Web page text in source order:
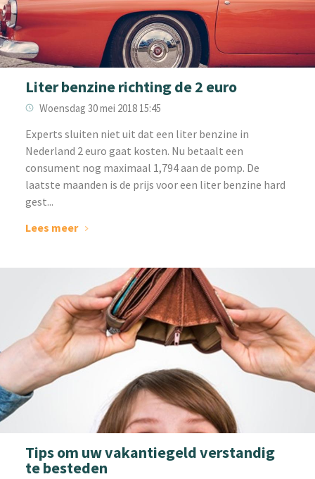
Liter benzine richting de 2 euro
Woensdag 30 mei 2018 15:45
Experts sluiten niet uit dat een liter benzine in
Nederland 2 euro gaat kosten. Nu betaalt een
consument nog maximaal 1,794 aan de pomp. De
laatste maanden is de prijs voor een liter benzine hard
gest...
Lees meer
Tips om uw vakantiegeld verstandig
te besteden